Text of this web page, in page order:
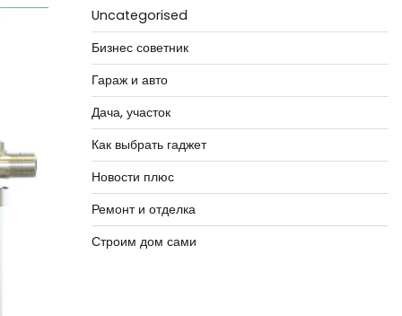
Uncategorised
Бизнес советник
Гараж и авто
Дача, участок
Как выбрать гаджет
Новости плюс
Ремонт и отделка
Строим дом сами